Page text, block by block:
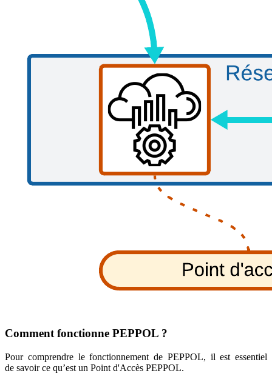
Comment fonctionne PEPPOL ?
Pour comprendre le fonctionnement de PEPPOL, il est essentiel
de savoir ce qu’est un Point d'Accès PEPPOL.